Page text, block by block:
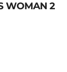
WOMAN 2